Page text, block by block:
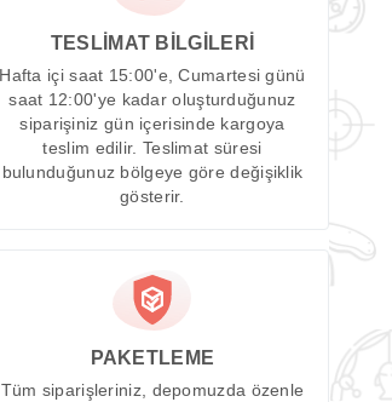
TESLİMAT BİLGİLERİ
Hafta içi saat 15:00'e, Cumartesi günü
saat 12:00'ye kadar oluşturduğunuz
siparişiniz gün içerisinde kargoya
teslim edilir. Teslimat süresi
bulunduğunuz bölgeye göre değişiklik
gösterir.
PAKETLEME
Tüm siparişleriniz, depomuzda özenle